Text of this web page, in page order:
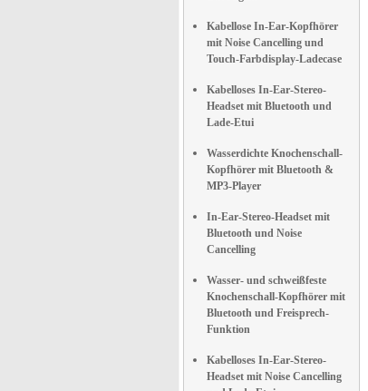
Kabellose In-Ear-Kopfhörer
mit Noise Cancelling und
Touch-Farbdisplay-Ladecase
Kabelloses In-Ear-Stereo-
Headset mit Bluetooth und
Lade-Etui
Wasserdichte Knochenschall-
Kopfhörer mit Bluetooth &
MP3-Player
In-Ear-Stereo-Headset mit
Bluetooth und Noise
Cancelling
Wasser- und schweißfeste
Knochenschall-Kopfhörer mit
Bluetooth und Freisprech-
Funktion
Kabelloses In-Ear-Stereo-
Headset mit Noise Cancelling